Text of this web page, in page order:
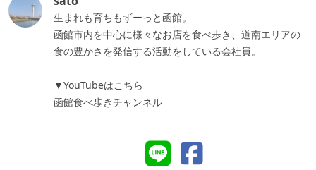
生まれも育ちもずーっと函館。
函館市内を中心に様々なお店を食べ歩き、道南エリアの
食の豊かさを発信する活動をしている会社員。
▼YouTubeはこちら
函館食べ歩きチャンネル